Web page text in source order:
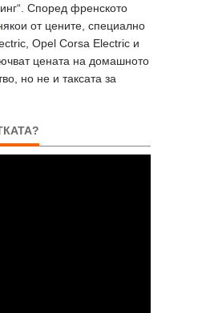
Според френското
от цените, специално
Opel Corsa Electric и
цената на домашното
но не и таксата за